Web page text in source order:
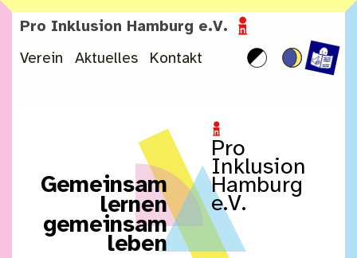
Zum Inhalt springen
Pro Inklusion Hamburg e.V.
Verein Aktuelles Kontakt
Pro
Inklusion
Hamburg
e.V.
Gemeinsam
lernen
gemeinsam
leben